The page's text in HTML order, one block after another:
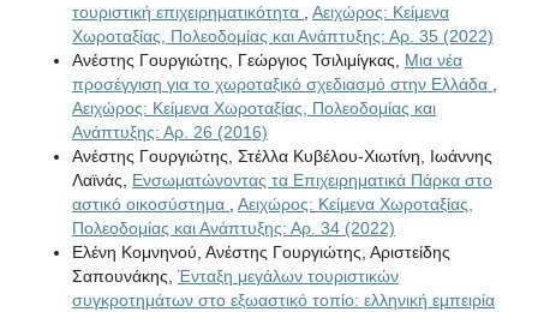
τουριστική επιχειρηματικότητα
Αειχώρος: Κείμενα
Χωροταξίας, Πολεοδομίας και Ανάπτυξης: Αρ. 35 (2022)
Ανέστης Γουργιώτης, Γεώργιος Τσιλιμίγκας, Μια νέα
προσέγγιση για το χωροταξικό σχεδιασμό στην Ελλάδα
Αειχώρος: Κείμενα Χωροταξίας, Πολεοδομίας και
Ανάπτυξης: Αρ. 26 (2016)
Ανέστης Γουργιώτης, Στέλλα Κυβέλου-Χιωτίνη, Ιωάννης
Λαϊνάς, Ενσωματώνοντας τα Επιχειρηματικά Πάρκα στο
αστικό οικοσύστημα
Αειχώρος: Κείμενα Χωροταξίας,
Πολεοδομίας και Ανάπτυξης: Αρ. 34 (2022)
Ελένη Κομνηνού, Ανέστης Γουργιώτης, Αριστείδης
Σαπουνάκης, Ένταξη μεγάλων τουριστικών
συγκροτημάτων στο εξωαστικό τοπίο: ελληνική εμπειρία